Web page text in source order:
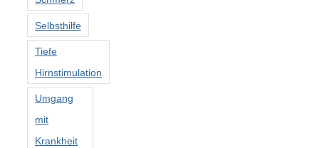
Selbsthilfe
Tiefe
Hirnstimulation
Umgang
mit
Krankheit